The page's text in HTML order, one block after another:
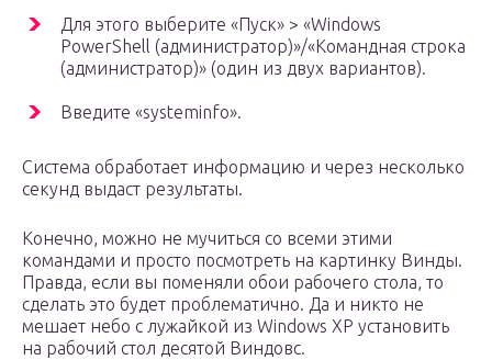
Для этого выберите «Пуск» > «Windows
PowerShell (администратор)»/«Командная строка
(администратор)» (один из двух вариантов).
Введите «systeminfo».
Система обработает информацию и через несколько
секунд выдаст результаты.
Конечно, можно не мучиться со всеми этими
командами и просто посмотреть на картинку Винды.
Правда, если вы поменяли обои рабочего стола, то
сделать это будет проблематично. Да и никто не
мешает небо с лужайкой из Windows XP установить
на рабочий стол десятой Виндовс.